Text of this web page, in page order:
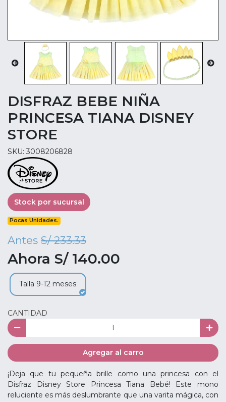
DISFRAZ BEBE NIÑA
PRINCESA TIANA DISNEY
STORE
SKU: 3008206828
Stock por sucursal
Pocas Unidades.
Antes S/ 233.33
Ahora S/ 140.00
Talla 9-12 meses
CANTIDAD
Agregar al carro
¡Deja que tu pequeña brille como una princesa con el
Disfraz Disney Store Princesa Tiana Bebé! Este mono
reluciente es más deslumbrante que una varita mágica, con